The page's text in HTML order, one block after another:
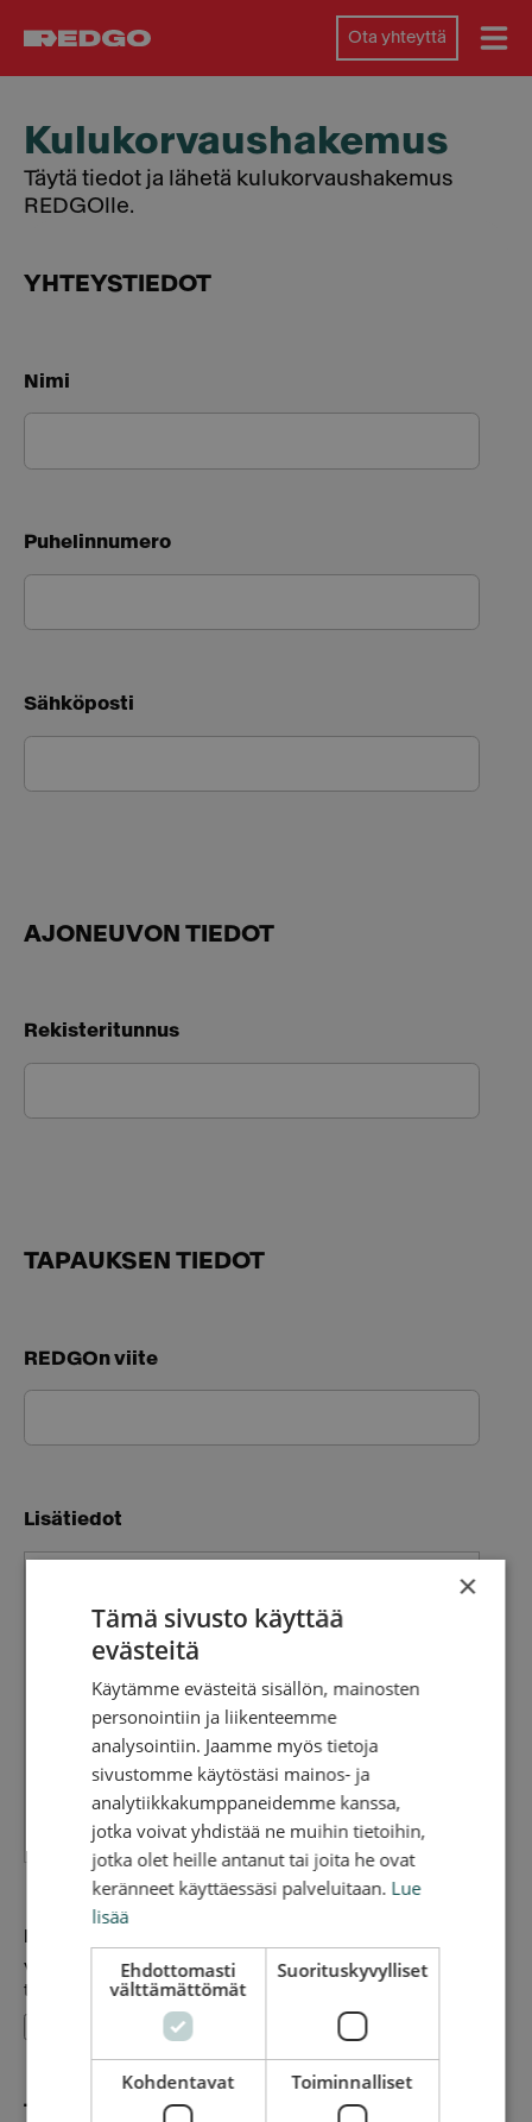
Ota yhteyttä
Kulukorvaus­hakemus
Täytä tiedot ja lähetä kulukorvaushakemus
REDGOlle.
YHTEYSTIEDOT
Nimi
Puhelinnumero
Sähköposti
AJONEUVON TIEDOT
Rekisteritunnus
TAPAUKSEN TIEDOT
REDGOn viite
Lisätiedot
Liitetiedostot
Voit valita useamman tiedoston laitteesi
tiedostohallinnassa.
Tilinumero (IBAN)
×
Tämä sivusto käyttää
evästeitä
Käytämme evästeitä sisällön, mainosten
personointiin ja liikenteemme
analysointiin. Jaamme myös tietoja
sivustomme käytöstäsi mainos- ja
analytiikkakumppaneidemme kanssa,
jotka voivat yhdistää ne muihin tietoihin,
jotka olet heille antanut tai joita he ovat
keränneet käyttäessäsi palveluitaan. Lue
lisää
Ehdottomasti
välttämättömät
Suorituskyvylliset
Kohdentavat Toiminnalliset